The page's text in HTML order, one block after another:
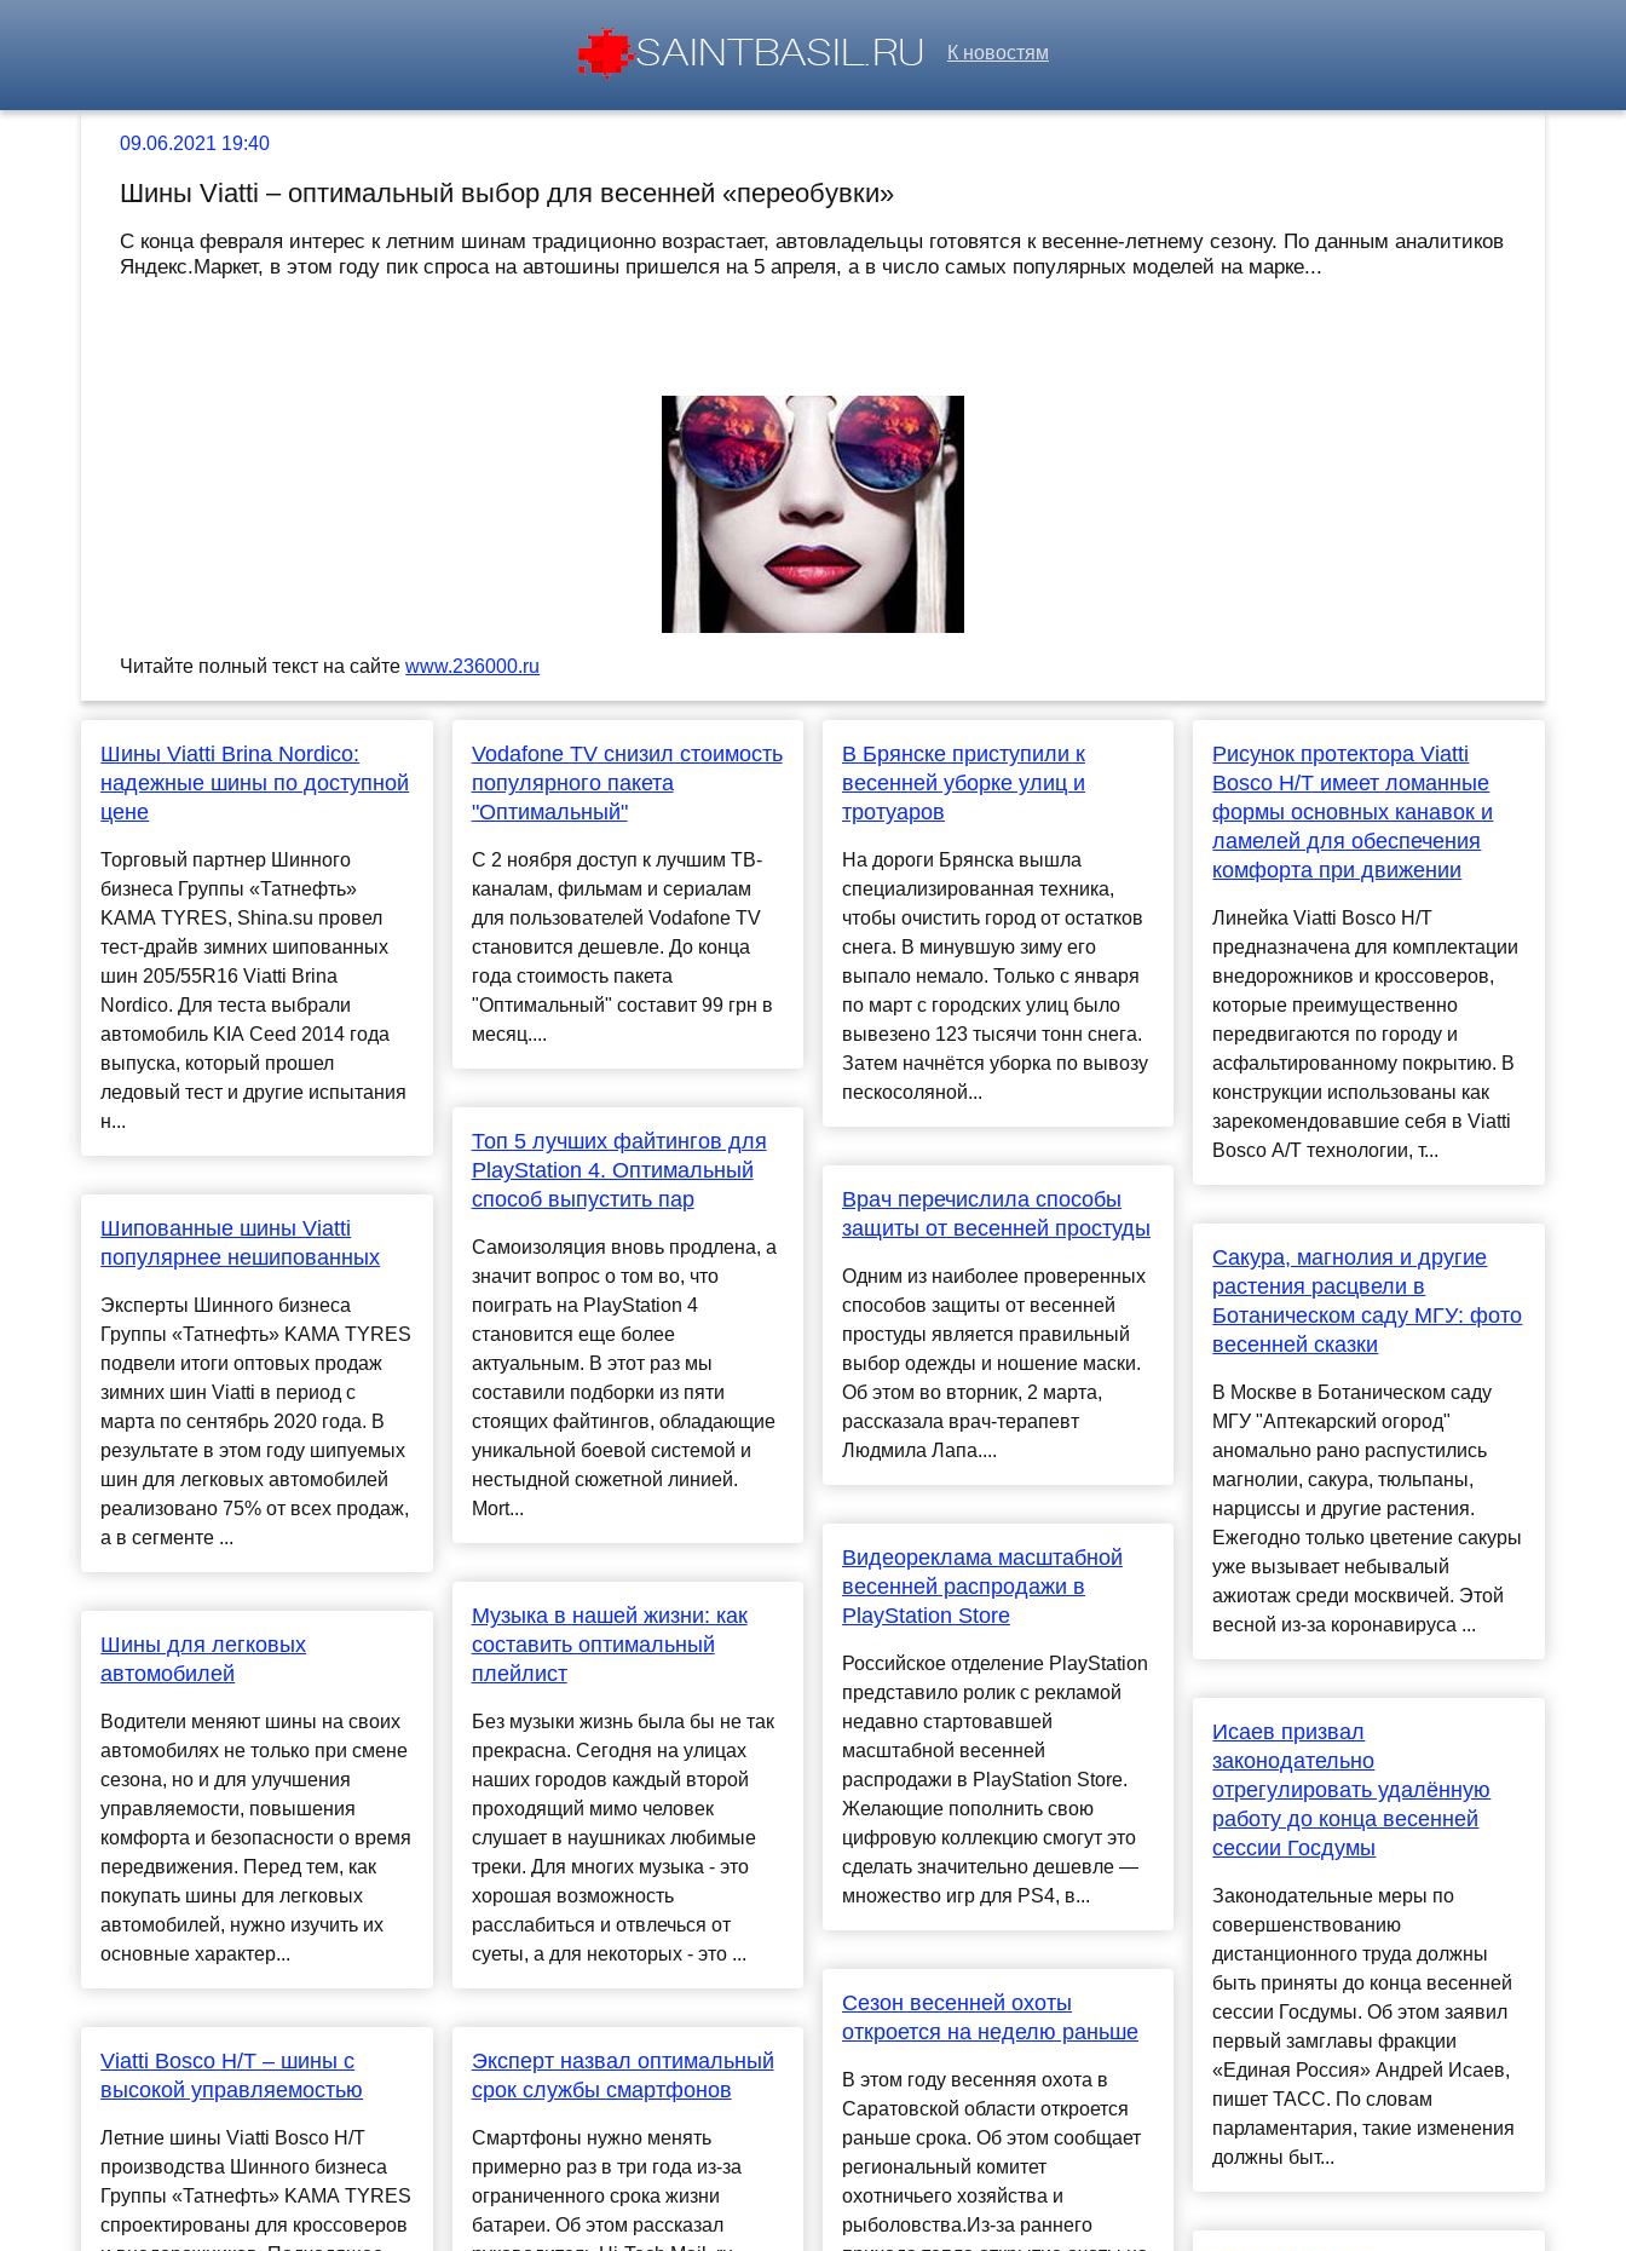
К новостям
09.06.2021 19:40
Шины Viatti – оптимальный выбор для весенней «переобувки»
С конца февраля интерес к летним шинам традиционно возрастает, автовладельцы готовятся к весенне-летнему сезону. По данным аналитиков
Яндекс.Маркет, в этом году пик спроса на автошины пришелся на 5 апреля, а в число самых популярных моделей на марке...
Читайте полный текст на сайтеwww.236000.ru
Шины Viatti Brina Nordico:
надежные шины по доступной
цене
Торговый партнер Шинного
бизнеса Группы «Татнефть»
KAMA TYRES, Shina.su провел
тест-драйв зимних шипованных
шин 205/55R16 Viatti Brina
Nordico. Для теста выбрали
автомобиль KIA Ceed 2014 года
выпуска, который прошел
ледовый тест и другие испытания
н...
Шипованные шины Viatti
популярнее нешипованных
Эксперты Шинного бизнеса
Группы «Татнефть» KAMA TYRES
подвели итоги оптовых продаж
зимних шин Viatti в период с
марта по сентябрь 2020 года. В
результате в этом году шипуемых
шин для легковых автомобилей
реализовано 75% от всех продаж,
а в сегменте ...
Шины для легковых
автомобилей
Водители меняют шины на своих
автомобилях не только при смене
сезона, но и для улучшения
управляемости, повышения
комфорта и безопасности о время
передвижения. Перед тем, как
покупать шины для легковых
автомобилей, нужно изучить их
основные характер...
Viatti Bosco H/T – шины с
высокой управляемостью
Летние шины Viatti Bosco H/T
производства Шинного бизнеса
Группы «Татнефть» KAMA TYRES
спроектированы для кроссоверов
Vodafone TV снизил стоимость
популярного пакета
"Оптимальный"
С 2 ноября доступ к лучшим ТВ-
каналам, фильмам и сериалам
для пользователей Vodafone TV
становится дешевле. До конца
года стоимость пакета
"Оптимальный" составит 99 грн в
месяц....
Топ 5 лучших файтингов для
PlayStation 4. Оптимальный
способ выпустить пар
Самоизоляция вновь продлена, а
значит вопрос о том во, что
поиграть на PlayStation 4
становится еще более
актуальным. В этот раз мы
составили подборки из пяти
стоящих файтингов, обладающие
уникальной боевой системой и
нестыдной сюжетной линией.
Mort...
Музыка в нашей жизни: как
составить оптимальный
плейлист
Без музыки жизнь была бы не так
прекрасна. Сегодня на улицах
наших городов каждый второй
проходящий мимо человек
слушает в наушниках любимые
треки. Для многих музыка - это
хорошая возможность
расслабиться и отвлечься от
суеты, а для некоторых - это ...
Эксперт назвал оптимальный
срок службы смартфонов
Смартфоны нужно менять
примерно раз в три года из-за
ограниченного срока жизни
батареи. Об этом рассказал
В Брянске приступили к
весенней уборке улиц и
тротуаров
На дороги Брянска вышла
специализированная техника,
чтобы очистить город от остатков
снега. В минувшую зиму его
выпало немало. Только с января
по март с городских улиц было
вывезено 123 тысячи тонн снега.
Затем начнётся уборка по вывозу
пескосоляной...
Врач перечислила способы
защиты от весенней простуды
Одним из наиболее проверенных
способов защиты от весенней
простуды является правильный
выбор одежды и ношение маски.
Об этом во вторник, 2 марта,
рассказала врач-терапевт
Людмила Лапа....
Видеореклама масштабной
весенней распродажи в
PlayStation Store
Российское отделение PlayStation
представило ролик с рекламой
недавно стартовавшей
масштабной весенней
распродажи в PlayStation Store.
Желающие пополнить свою
цифровую коллекцию смогут это
сделать значительно дешевле —
множество игр для PS4, в...
Сезон весенней охоты
откроется на неделю раньше
В этом году весенняя охота в
Саратовской области откроется
раньше срока. Об этом сообщает
региональный комитет
охотничьего хозяйства и
рыболовства.Из-за раннего
Рисунок протектора Viatti
Bosco H/T имеет ломанные
формы основных канавок и
ламелей для обеспечения
комфорта при движении
Линейка Viatti Bosco H/T
предназначена для комплектации
внедорожников и кроссоверов,
которые преимущественно
передвигаются по городу и
асфальтированному покрытию. В
конструкции использованы как
зарекомендовавшие себя в Viatti
Bosco A/T технологии, т...
Сакура, магнолия и другие
растения расцвели в
Ботаническом саду МГУ: фото
весенней сказки
В Москве в Ботаническом саду
МГУ "Аптекарский огород"
аномально рано распустились
магнолии, сакура, тюльпаны,
нарциссы и другие растения.
Ежегодно только цветение сакуры
уже вызывает небывалый
ажиотаж среди москвичей. Этой
весной из-за коронавируса ...
Исаев призвал
законодательно
отрегулировать удалённую
работу до конца весенней
сессии Госдумы
Законодательные меры по
совершенствованию
дистанционного труда должны
быть приняты до конца весенней
сессии Госдумы. Об этом заявил
первый замглавы фракции
«Единая Россия» Андрей Исаев,
пишет ТАСС. По словам
парламентария, такие изменения
должны быт...